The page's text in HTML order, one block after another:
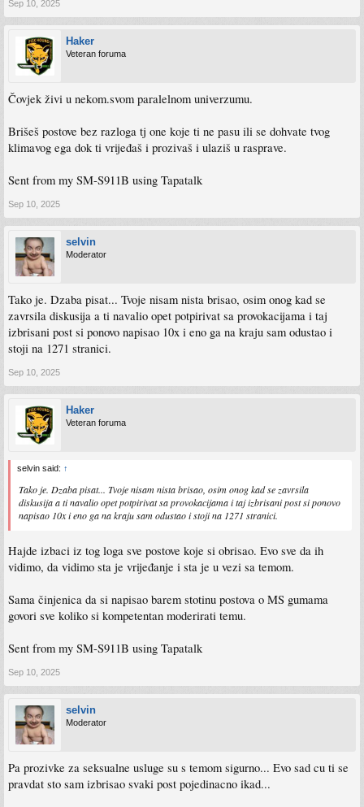
Sep 10, 2025
Haker
Veteran foruma
Čovjek živi u nekom.svom paralelnom univerzumu.
Brišeš postove bez razloga tj one koje ti ne pasu ili se dohvate tvog
klimavog ega dok ti vrijeđaš i prozivaš i ulaziš u rasprave.
Sent from my SM-S911B using Tapatalk
Sep 10, 2025
selvin
Moderator
Tako je. Dzaba pisat... Tvoje nisam nista brisao, osim onog kad se
zavrsila diskusija a ti navalio opet potpirivat sa provokacijama i taj
izbrisani post si ponovo napisao 10x i eno ga na kraju sam odustao i
stoji na 1271 stranici.
Sep 10, 2025
Haker
Veteran foruma
selvin said: ↑
Tako je. Dzaba pisat... Tvoje nisam nista brisao, osim onog kad se zavrsila
diskusija a ti navalio opet potpirivat sa provokacijama i taj izbrisani post si ponovo
napisao 10x i eno ga na kraju sam odustao i stoji na 1271 stranici.
Hajde izbaci iz tog loga sve postove koje si obrisao. Evo sve da ih
vidimo, da vidimo sta je vrijeđanje i sta je u vezi sa temom.
Sama činjenica da si napisao barem stotinu postova o MS gumama
govori sve koliko si kompetentan moderirati temu.
Sent from my SM-S911B using Tapatalk
Sep 10, 2025
selvin
Moderator
Pa prozivke za seksualne usluge su s temom sigurno... Evo sad cu ti se
pravdat sto sam izbrisao svaki post pojedinacno ikad...